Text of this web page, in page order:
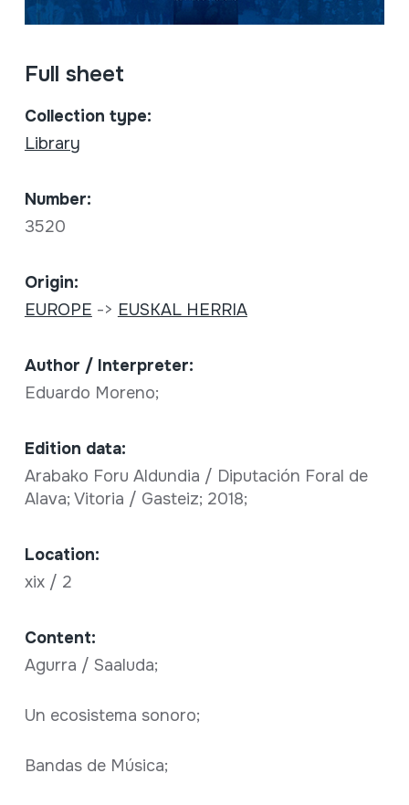
Full sheet
Collection type:
Library
Number:
3520
Origin:
EUROPE -> EUSKAL HERRIA
Author / Interpreter:
Eduardo Moreno;
Edition data:
Arabako Foru Aldundia / Diputación Foral de
Alava; Vitoria / Gasteiz; 2018;
Location:
xix / 2
Content:
Agurra / Saaluda;
Un ecosistema sonoro;
Bandas de Música;